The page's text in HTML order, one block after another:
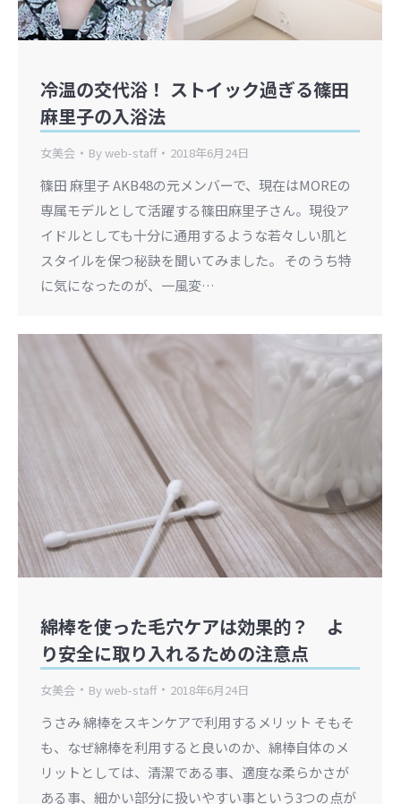
冷温の交代浴！ ストイック過ぎる篠田
麻里子の入浴法
女美会 Byweb-staff 2018年6月24日
篠田 麻里子 AKB48の元メンバーで、現在はMOREの
専属モデルとして活躍する篠田麻里子さん。現役ア
イドルとしても十分に通用するような若々しい肌と
スタイルを保つ秘訣を聞いてみました。 そのうち特
に気になったのが、一風変…
綿棒を使った毛穴ケアは効果的？ よ
り安全に取り入れるための注意点
女美会 Byweb-staff 2018年6月24日
うさみ 綿棒をスキンケアで利用するメリット そもそ
も、なぜ綿棒を利用すると良いのか、綿棒自体のメ
リットとしては、清潔である事、適度な柔らかさが
ある事、細かい部分に扱いやすい事という3つの点が